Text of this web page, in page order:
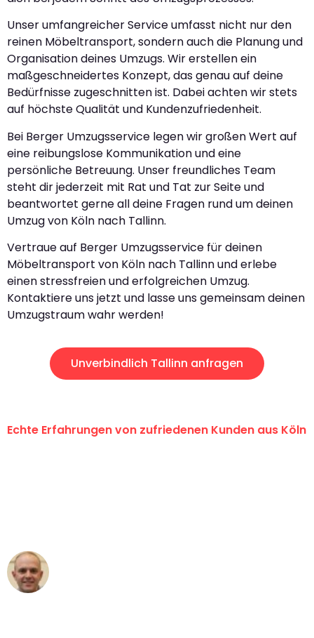
Unser umfangreicher Service umfasst nicht nur den
reinen Möbeltransport, sondern auch die Planung und
Organisation deines Umzugs. Wir erstellen ein
maßgeschneidertes Konzept, das genau auf deine
Bedürfnisse zugeschnitten ist. Dabei achten wir stets
auf höchste Qualität und Kundenzufriedenheit.
Bei Berger Umzugsservice legen wir großen Wert auf
eine reibungslose Kommunikation und eine
persönliche Betreuung. Unser freundliches Team
steht dir jederzeit mit Rat und Tat zur Seite und
beantwortet gerne all deine Fragen rund um deinen
Umzug von Köln nach Tallinn.
Vertraue auf Berger Umzugsservice für deinen
Möbeltransport von Köln nach Tallinn und erlebe
einen stressfreien und erfolgreichen Umzug.
Kontaktiere uns jetzt und lasse uns gemeinsam deinen
Umzugstraum wahr werden!
Unverbindlich Tallinn anfragen
Echte Erfahrungen von zufriedenen Kunden aus Köln